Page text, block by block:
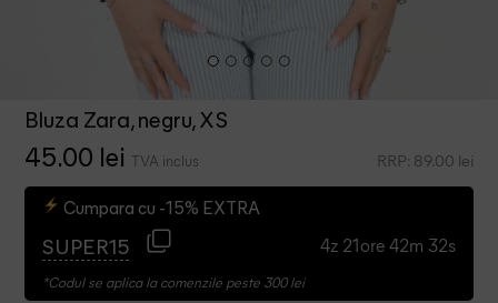
Bluza Zara, negru, XS
45.00 lei TVA inclus RRP: 89.00 lei
Cumpara cu -15% EXTRA
SUPER15 4z 21ore 42m 32s
*Codul se aplica la comenzile peste 300 lei